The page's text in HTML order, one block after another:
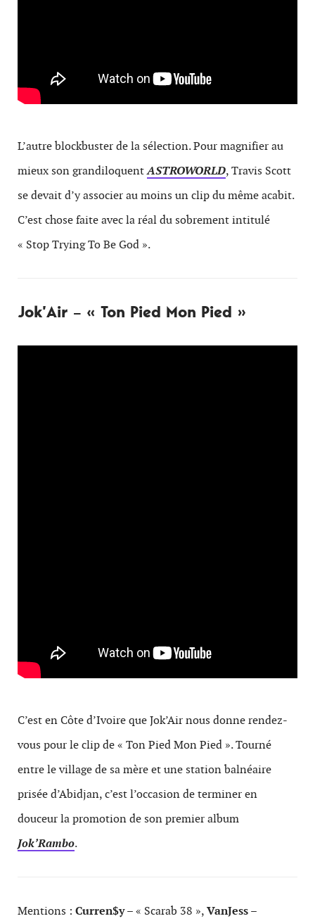
L’autre blockbuster de la sélection. Pour magnifier au
mieux son grandiloquentASTROWORLD, Travis Scott
se devait d’y associer au moins un clip du même acabit.
C’est chose faite avec la réal du sobrement intitulé
« Stop Trying To Be God ».
Jok’Air – « Ton Pied Mon Pied »
C’est en Côte d’Ivoire que Jok’Air nous donne rendez-
vous pour le clip de « Ton Pied Mon Pied ». Tourné
entre le village de sa mère et une station balnéaire
prisée d’Abidjan, c’est l’occasion de terminer en
douceur la promotion de son premier album
Jok’Rambo.
Mentions : Curren$y– « Scarab 38 »,VanJess–